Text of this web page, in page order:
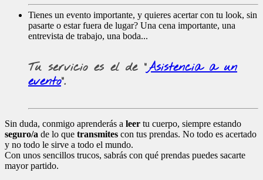
Tienes un evento importante, y quieres acertar con tu look, sin
pasarte o estar fuera de lugar? Una cena importante, una
entrevista de trabajo, una boda...
Tu servicio es el de "Asistencia a un
evento".
Sin duda, conmigo aprenderás a leer tu cuerpo, siempre estando
seguro/a de lo que transmites con tus prendas. No todo es acertado
y no todo le sirve a todo el mundo.
Con unos sencillos trucos, sabrás con qué prendas puedes sacarte
mayor partido.